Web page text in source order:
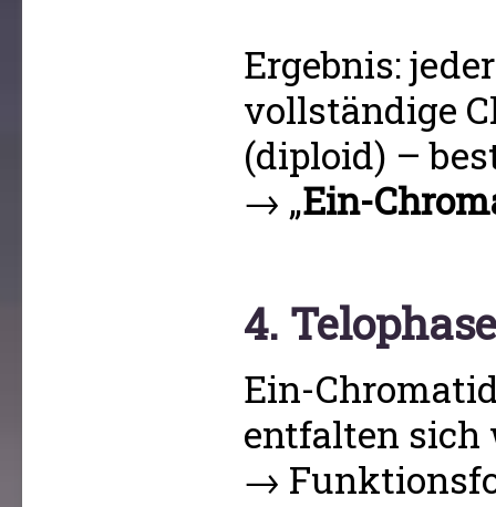
Ergebnis:
vollständige
(diploid) –
→ „Ein-
4. Telophase
Ein-
entfalten sich
→